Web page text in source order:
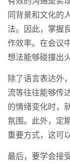
同背景和文化的
法。因此，掌握
作效率。在会议
想法能够碰撞出
除了语言表达外
流等往往能够传
的情绪变化时，
氛围。此外，定
重要方式，这可
最后，要学会接